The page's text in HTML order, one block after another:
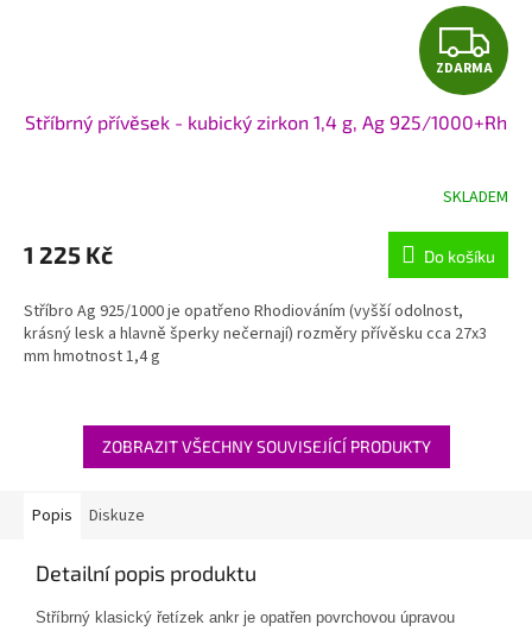
Z
D
A
R
M
A
ZDARMA
Stříbrný přívěsek - kubický zirkon 1,4 g, Ag 925/1000+Rh
SKLADEM
1 225 Kč Do košíku
Stříbro Ag 925/1000 je opatřeno Rhodiováním (vyšší odolnost,
krásný lesk a hlavně šperky nečernají) rozměry přívěsku cca 27x3
mm hmotnost 1,4 g
ZOBRAZIT VŠECHNY SOUVISEJÍCÍ PRODUKTY
Popis Diskuze
Detailní popis produktu
Stříbrný klasický řetízek ankr je opatřen povrchovou úpravou